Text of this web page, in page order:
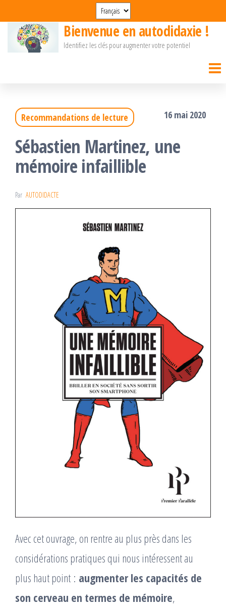
contenu
Choisir
une
langue
Bienvenue en autodidaxie !
Identifiez les clés pour augmenter votre potentiel
Recommandations de lecture 16 mai 2020
Sébastien Martinez, une
mémoire infaillible
Par AUTODIDACTE
Avec cet ouvrage, on rentre au plus près dans les
considérations pratiques qui nous intéressent au
plus haut point : augmenter les capacités de
son cerveau en termes de mémoire,